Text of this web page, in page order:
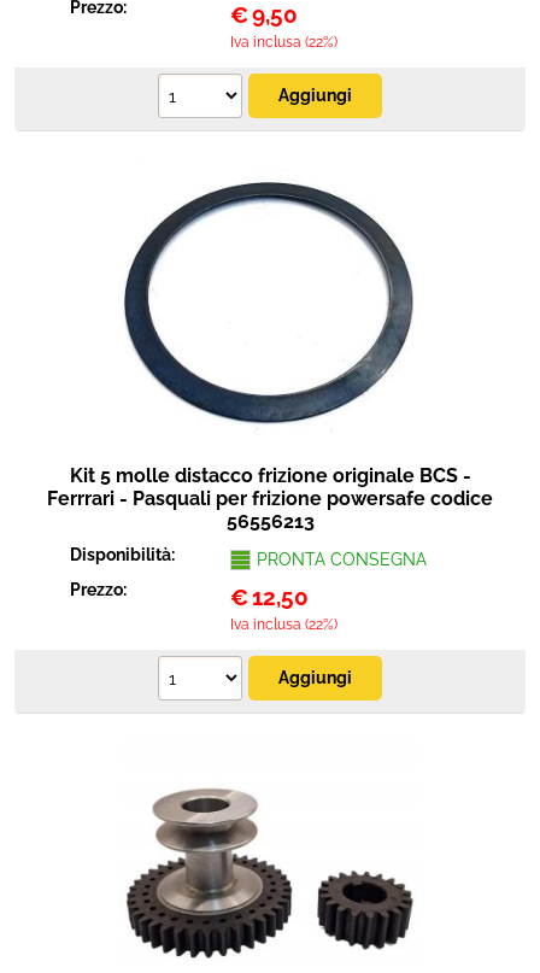
Prezzo:
€9,50
Iva inclusa (22%)
Kit 5 molle distacco frizione originale BCS -
Ferrrari - Pasquali per frizione powersafe codice
56556213
Disponibilità:
PRONTA CONSEGNA
Prezzo:
€12,50
Iva inclusa (22%)